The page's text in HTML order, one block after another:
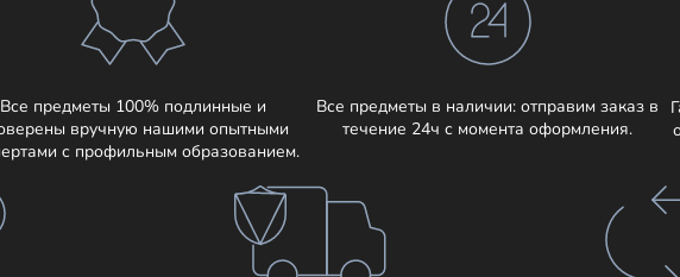
Все предметы 100% подлинные и
вручную нашими опытными
с профильным образованием.
Все предметы в наличии: отправим заказ в
течение 24ч с момента оформления.